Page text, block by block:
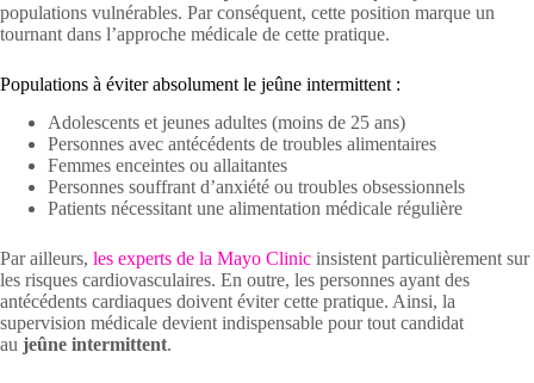
populations vulnérables. Par conséquent, cette position marque un
tournant dans l’approche médicale de cette pratique.
Populations à éviter absolument le jeûne intermittent :
Adolescents et jeunes adultes (moins de 25 ans)
Personnes avec antécédents de troubles alimentaires
Femmes enceintes ou allaitantes
Personnes souffrant d’anxiété ou troubles obsessionnels
Patients nécessitant une alimentation médicale régulière
Par ailleurs, les experts de la Mayo Clinic insistent particulièrement sur
les risques cardiovasculaires. En outre, les personnes ayant des
antécédents cardiaques doivent éviter cette pratique. Ainsi, la
supervision médicale devient indispensable pour tout candidat
au jeûne intermittent.